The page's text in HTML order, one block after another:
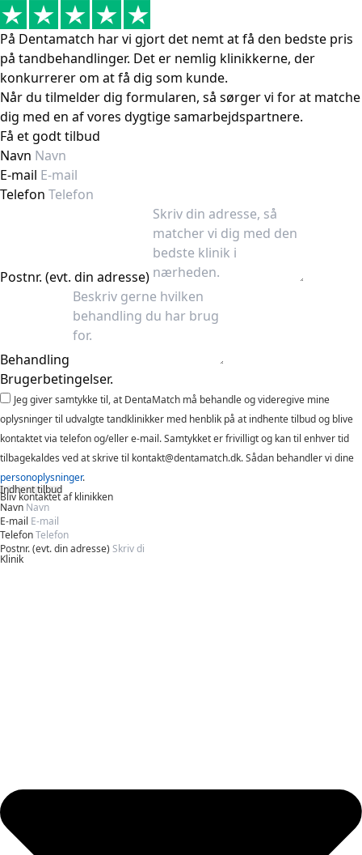
På Dentamatch har vi gjort det nemt at få den bedste pris
på tandbehandlinger. Det er nemlig klinikkerne, der
konkurrerer om at få dig som kunde.
Når du tilmelder dig formularen, så sørger vi for at matche
dig med en af vores dygtige samarbejdspartnere.
Få et godt tilbud
Navn
E-mail
Telefon
Postnr. (evt. din adresse)
Behandling
Brugerbetingelser.
Jeg giver samtykke til, at DentaMatch må behandle og videregive mine
oplysninger til udvalgte tandklinikker med henblik på at indhente tilbud og blive
kontaktet via telefon og/eller e-mail. Samtykket er frivilligt og kan til enhver tid
tilbagekaldes ved at skrive til kontakt@dentamatch.dk. Sådan behandler vi dine
personoplysninger.
Indhent tilbud
Bliv kontaktet af klinikken
Navn
E-mail
Telefon
Postnr. (evt. din adresse)
Klinik